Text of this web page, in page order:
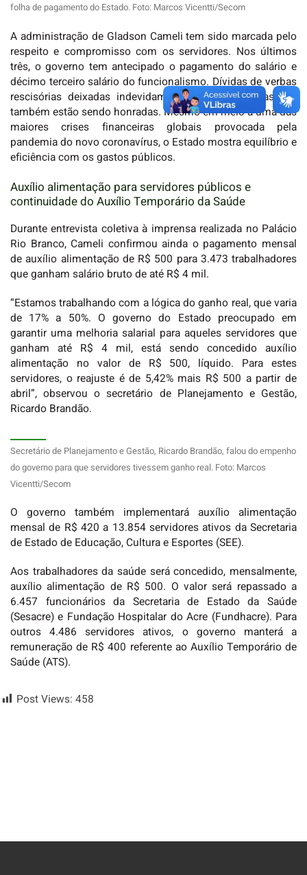
folha de pagamento do Estado. Foto: Marcos Vicentti/Secom
A administração de Gladson Cameli tem sido marcada pelo
respeito e compromisso com os servidores. Nos últimos
três, o governo tem antecipado o pagamento do salário e
décimo terceiro salário do funcionalismo. Dívidas de verbas
rescisórias deixadas indevidamente pela gestão passada
também estão sendo honradas. Mesmo em meio a uma das
maiores crises financeiras globais provocada pela
pandemia do novo coronavírus, o Estado mostra equilíbrio e
eficiência com os gastos públicos.
Auxílio alimentação para servidores públicos e
continuidade do Auxílio Temporário da Saúde
Durante entrevista coletiva à imprensa realizada no Palácio
Rio Branco, Cameli confirmou ainda o pagamento mensal
de auxílio alimentação de R$ 500 para 3.473 trabalhadores
que ganham salário bruto de até R$ 4 mil.
“Estamos trabalhando com a lógica do ganho real, que varia
de 17% a 50%. O governo do Estado preocupado em
garantir uma melhoria salarial para aqueles servidores que
ganham até R$ 4 mil, está sendo concedido auxílio
alimentação no valor de R$ 500, líquido. Para estes
servidores, o reajuste é de 5,42% mais R$ 500 a partir de
abril”, observou o secretário de Planejamento e Gestão,
Ricardo Brandão.
Secretário de Planejamento e Gestão, Ricardo Brandão, falou do empenho
do governo para que servidores tivessem ganho real. Foto: Marcos
Vicentti/Secom
O governo também implementará auxílio alimentação
mensal de R$ 420 a 13.854 servidores ativos da Secretaria
de Estado de Educação, Cultura e Esportes (SEE).
Aos trabalhadores da saúde será concedido, mensalmente,
auxílio alimentação de R$ 500. O valor será repassado a
6.457 funcionários da Secretaria de Estado da Saúde
(Sesacre) e Fundação Hospitalar do Acre (Fundhacre). Para
outros 4.486 servidores ativos, o governo manterá a
remuneração de R$ 400 referente ao Auxílio Temporário de
Saúde (ATS).
Post Views: 458